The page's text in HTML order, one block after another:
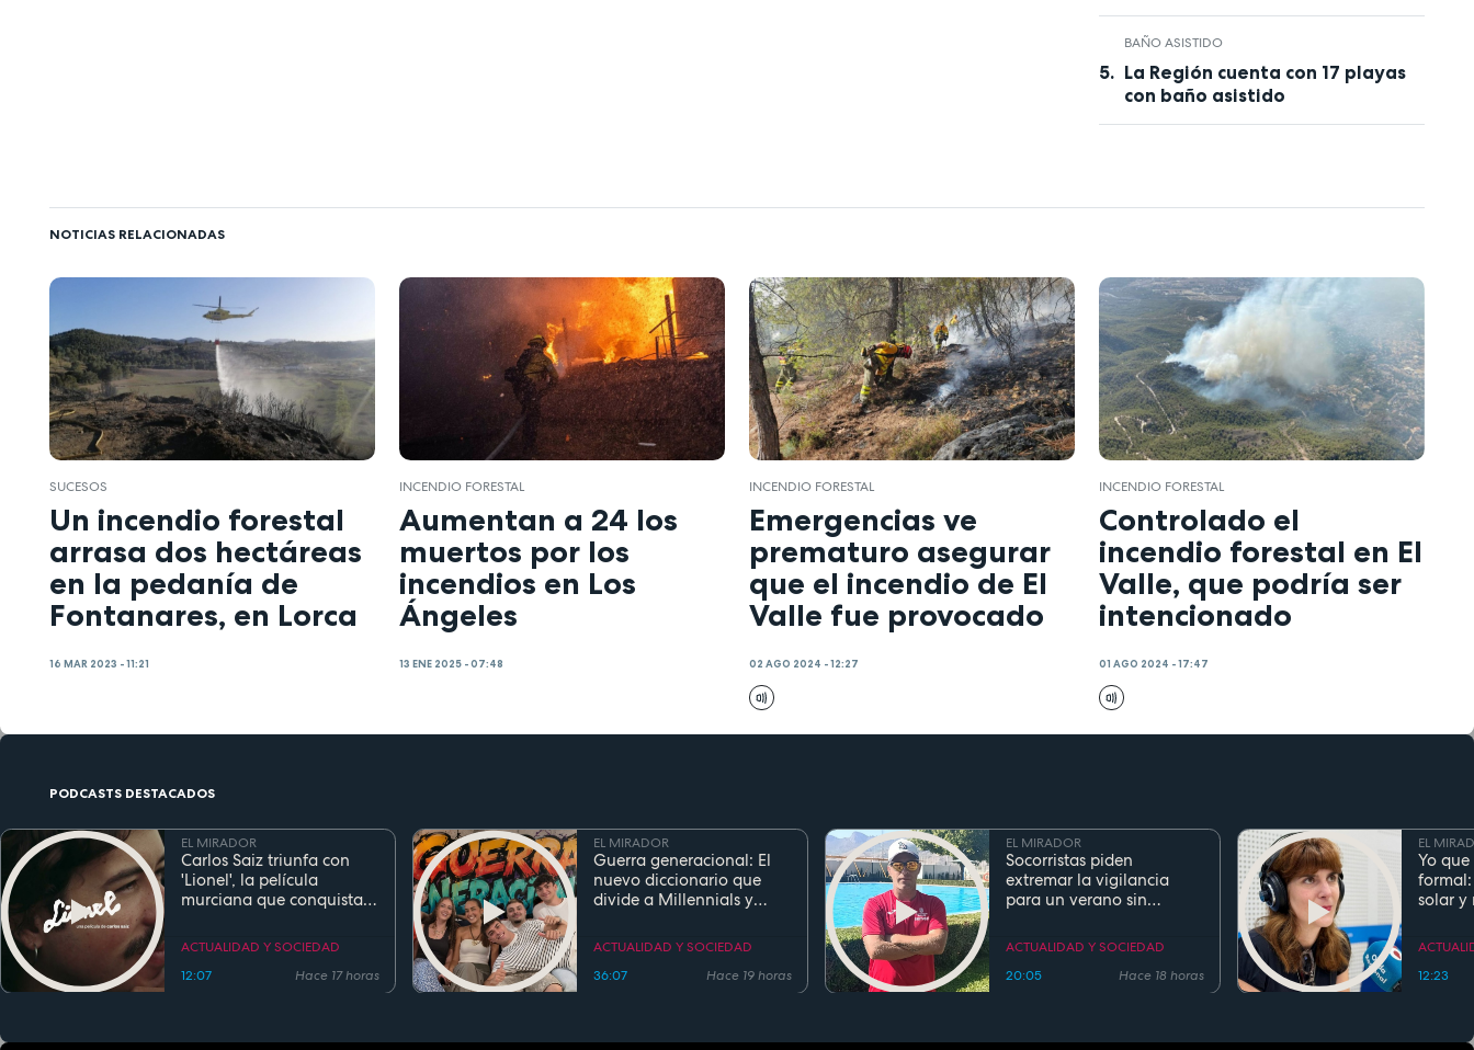
BAÑO ASISTIDO
La Región cuenta con 17 playas
con baño asistido
NOTICIAS RELACIONADAS
SUCESOS
Un incendio forestal
arrasa dos hectáreas
en la pedanía de
Fontanares, en Lorca
16 MAR 2023 - 11:21
INCENDIO FORESTAL
Aumentan a 24 los
muertos por los
incendios en Los
Ángeles
13 ENE 2025 - 07:48
INCENDIO FORESTAL
Emergencias ve
prematuro asegurar
que el incendio de El
Valle fue provocado
02 AGO 2024 - 12:27
INCENDIO FORESTAL
Controlado el
incendio forestal en El
Valle, que podría ser
intencionado
01 AGO 2024 - 17:47
PODCASTS DESTACADOS
EL MIRADOR
Carlos Saiz triunfa con
'Lionel', la película
murciana que conquista
estreno
ACTUALIDAD Y SOCIEDAD
12:07
Hace 17 horas
EL MIRADOR
Guerra generacional: El
nuevo diccionario que
divide a Millennials y
ACTUALIDAD Y SOCIEDAD
36:07
Hace 19 horas
EL MIRADOR
Socorristas piden
extremar la vigilancia
para un verano sin
regla de los 5 segundos
ACTUALIDAD Y SOCIEDAD
20:05
Hace 18 horas
EL
Yo
solar y
12:23